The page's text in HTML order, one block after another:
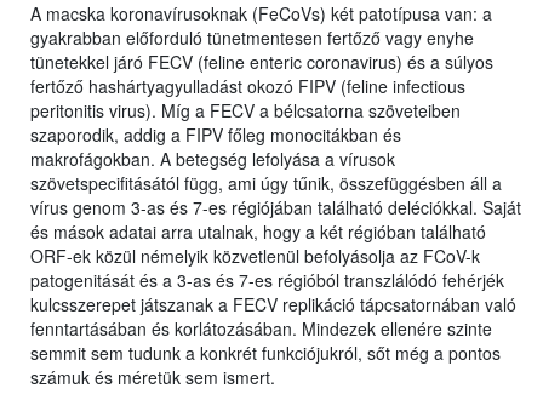
A macska koronavírusoknak (FeCoVs) két patotípusa van: a
gyakrabban előforduló tünetmentesen fertőző vagy enyhe
tünetekkel járó FECV (feline enteric coronavirus) és a súlyos
fertőző hashártyagyulladást okozó FIPV (feline infectious
peritonitis virus). Míg a FECV a bélcsatorna szöveteiben
szaporodik, addig a FIPV főleg monocitákban és
makrofágokban. A betegség lefolyása a vírusok
szövetspecifitásától függ, ami úgy tűnik, összefüggésben áll a
vírus genom 3-as és 7-es régiójában található deléciókkal. Saját
és mások adatai arra utalnak, hogy a két régióban található
ORF-ek közül némelyik közvetlenül befolyásolja az FCoV-k
patogenitását és a 3-as és 7-es régióból transzlálódó fehérjék
kulcsszerepet játszanak a FECV replikáció tápcsatornában való
fenntartásában és korlátozásában. Mindezek ellenére szinte
semmit sem tudunk a konkrét funkciójukról, sőt még a pontos
számuk és méretük sem ismert.